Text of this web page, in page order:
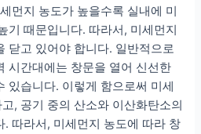
먼지 농도가 높을수록 실내에 미
기 때문입니다. 따라서, 미세먼지
닫고 있어야 합니다. 일반적으로
시간대에는 창문을 열어 신선한
있습니다. 이렇게 함으로써 미세
, 공기 중의 산소와 이산화탄소의
. 따라서, 미세먼지 농도에 따라 창